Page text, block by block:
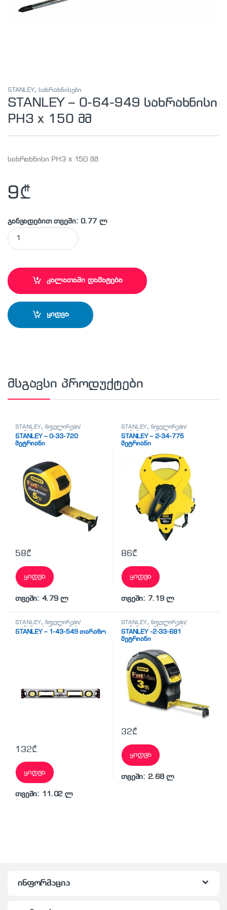
STANLEY, სახრახნისები
STANLEY – 0-64-949 სახრახნისი
PH3 x 150 მმ
სახრახნისი PH3 x 150 მმ
9₾
განვადებით თვეში: 0.77 ლ
STANLEY - 0-64-949 სახრახნისი PH3 x 150 მმ quantity
კალათაში დამატება
ყიდვა
მსგავსი პროდუქტები
STANLEY, ნიველირები/
თარაზოები/მეტრიანები
STANLEY – 0-33-720
მეტრიანი
58₾
ყიდვა
თვეში: 4.79 ლ
STANLEY, ნიველირები/
თარაზოები/მეტრიანები
STANLEY – 2-34-775
მეტრიანი
86₾
ყიდვა
თვეში: 7.19 ლ
STANLEY, ნიველირები/
თარაზოები/მეტრიანები
STANLEY – 1-43-549 თარაზო
132₾
ყიდვა
თვეში: 11.02 ლ
STANLEY, ნიველირები/
თარაზოები/მეტრიანები
STANLEY -2-33-681
მეტრიანი
32₾
ყიდვა
თვეში: 2.68 ლ
ინფორმაცია